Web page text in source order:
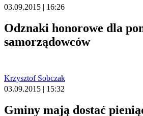
03.09.2015 | 16:26
Odznaki honorowe dla
samorządowców
Krzysztof Sobczak
03.09.2015 | 15:32
Gminy mają dostać